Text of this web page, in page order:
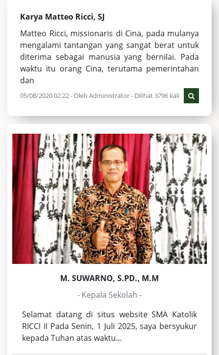
Karya Matteo Ricci, SJ
Matteo Ricci, missionaris di Cina, pada mulanya
mengalami tantangan yang sangat berat untuk
diterima sebagai manusia yang bernilai. Pada
waktu itu orang Cina, terutama pemerintahan
dan
05/08/2020 02:22 - Oleh Administrator - Dilihat 3796 kali
M. SUWARNO, S.PD., M.M
- Kepala Sekolah -
Selamat datang di situs website SMA Katolik
RICCI II Pada Senin, 1 Juli 2025, saya bersyukur
kepada Tuhan atas waktu…